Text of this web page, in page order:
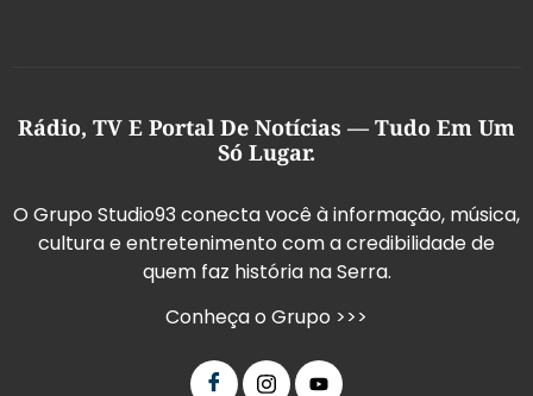
Rádio, TV E Portal De Notícias — Tudo Em Um
Só Lugar.
O Grupo Studio93 conecta você à informação, música,
cultura e entretenimento com a credibilidade de
quem faz história na Serra.
Conheça o Grupo >>>